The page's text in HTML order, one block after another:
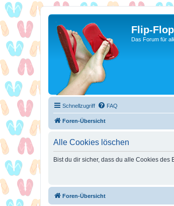
Flip-
Das Forum für
Schnellzugriff FAQ
Foren-Übersicht
Alle Cookies löschen
Bist du dir sicher, dass du alle Cookies des
Foren-Übersicht